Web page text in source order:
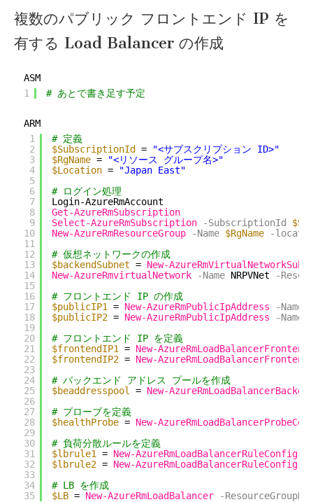
複数のパブリック フロントエンド IP を
有する Load Balancer の作成
ASM
1
# あとで書き足す予定
ARM
1
2
3
4
5
6
7
8
9
10
11
12
13
14
15
16
17
18
19
20
21
22
23
24
25
26
27
28
29
30
31
32
33
34
35
# 定義
$SubscriptionId
=
"<サブスクリプション ID>"
$RgName =
"<リソース グループ名>"
$Location =
"Japan East"
# ログイン処理
Login-AzureRmAccount
Get-AzureRmSubscription
Select-AzureRmSubscription
-SubscriptionId
New-AzureRmResourceGroup
-Name $RgName
-
# 仮想ネットワークの作成
$backendSubnet = New-
New-AzureRmvirtualNetwork
-Name NRPVNet
-
# フロントエンド IP の作成
$publicIP1
= New-AzureRmPublicIpAddress -Name
$publicIP2 = New-AzureRmPublicIpAddress -Name
# フロントエンド IP を定義
$frontendIP1
= New-
$frontendIP2 = New-
# バックエンド アドレス プールを作成
$beaddresspool
= New-
# プローブを定義
$healthProbe = New-
# 負荷分散ルールを定義
$lbrule1
= New-AzureRmLoadBalancerRuleConfig
$lbrule2 = New-AzureRmLoadBalancerRuleConfig
# LB を作成
$LB = New-AzureRmLoadBalancer -